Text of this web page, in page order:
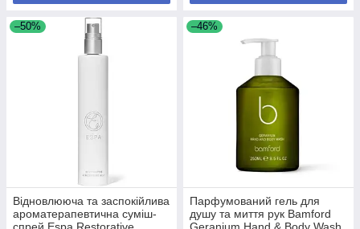
–50%
Відновлююча та заспокійлива
ароматерапевтична суміш-
–46%
Парфумований гель для
душу та миття рук Bamford